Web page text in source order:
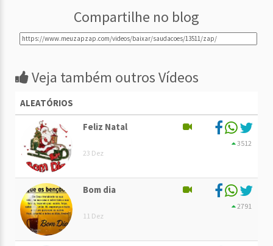
Compartilhe no blog
Veja também outros Vídeos
ALEATÓRIOS
Feliz Natal
23 Dez
3512
Bom dia
11 Dez
2791